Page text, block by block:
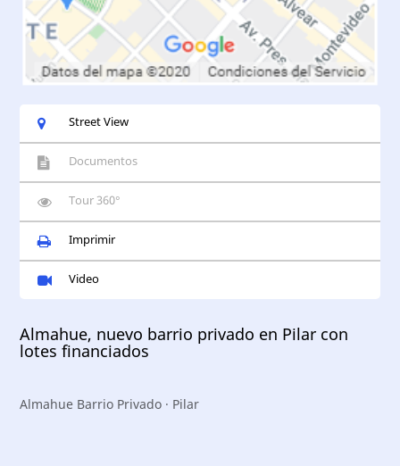
Street View
Documentos
Tour 360°
Imprimir
Video
Almahue, nuevo barrio privado en Pilar con
lotes financiados
Almahue Barrio Privado · Pilar